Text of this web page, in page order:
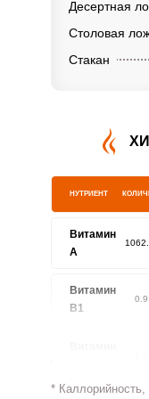
Десертная
Столовая
Стакан
НУТРИЕНТ
Витамин
A
Витамин
В1
*